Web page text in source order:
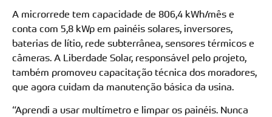
A microrrede tem capacidade de 806,4 kWh/mês e
conta com 5,8 kWp em painéis solares, inversores,
baterias de lítio, rede subterrânea, sensores térmicos e
câmeras. A Liberdade Solar, responsável pelo projeto,
também promoveu capacitação técnica dos moradores,
que agora cuidam da manutenção básica da usina.
“Aprendi a usar multímetro e limpar os painéis. Nunca